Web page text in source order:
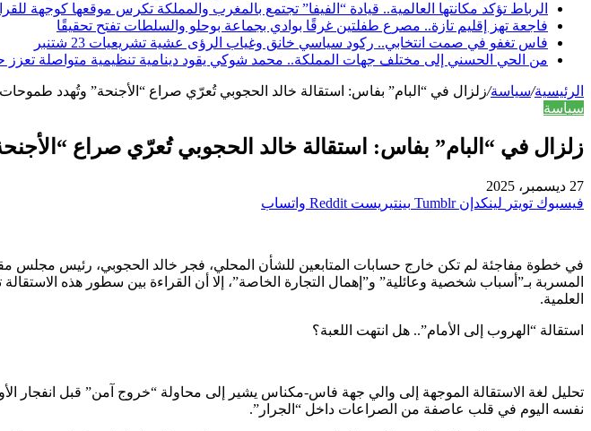
الرباط تؤكد مكانتها العالمية.. قيادة “الفيفا” تجتمع بالمغرب والمملكة تكرس موقعها كوجهة
فاجعة تهز إقليم تازة.. مصرع طفلتين غرقًا بوادي بجماعة بوحلو والسلطات تفتح تحقيقًا
فاس تغفو في صمت انتخابي.. ركود سياسي خانق وغياب الرؤى عشية تشريعيات 23 شتنبر
من الحي الحسني إلى مختلف جهات المملكة.. محمد شوكي يقود دينامية تنظيمية متواصلة تعزز
الرئيسية/سياسة/زلزال في “البام” بفاس: استقالة خالد الحجوبي تُعرّي صراع “الأجنحة” وتُهدد
سياسة
زلزال في “البام” بفاس: استقالة خالد الحجوبي تُعرّي صراع
27 ديسمبر، 2025
فيسبوك تويتر لينكدإن بينتيريست واتساب
في خطوة مفاجئة لم تكن خارج حسابات المتابعين للشأن المحلي، فجر خالد الحجوبي، رئيس مجلس
المسربة بـ”أسباب شخصية وعائلية” و”إهمال التجارة الخاصة”، إلا أن القراءة بين سطور هذه
العلمية.
استقالة “الهروب إلى الأمام”.. هل انتهت اللعبة؟
تحليل لغة الاستقالة الموجهة إلى والي جهة فاس-مكناس يشير إلى محاولة “خروج آمن” قبل انفجار
نفسه اليوم في قلب عاصفة من الصراعات داخل “الجرار”.